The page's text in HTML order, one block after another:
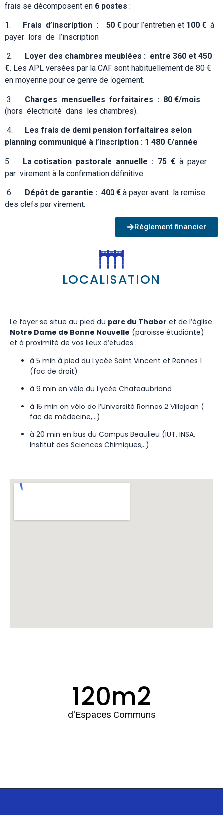
frais se décomposent en 6 postes :
1. Frais d’inscription : 50 € pour l’entretien et 100 € à
payer lors de l’inscription
2.
Loyer des chambres meublées : entre 360 et 450
€. Les APL versées par la CAF sont habituellement de 80 €
en moyenne pour ce genre de logement.
3. Charges mensuelles forfaitaires : 80 €/mois
(hors électricité dans les chambres).
4.
Les frais de demi pension forfaitaires selon
planning communiqué à l’inscription : 1 480 €/année
5. La cotisation pastorale annuelle : 75 € à payer
par virement à la confirmation définitive.
6. Dépôt de garantie : 400 € à payer avant la remise
des clefs par virement.
Réglement financier
LOCALISATION
Le foyer se situe au pied du parc du Thabor et de l’église
Notre Dame de Bonne Nouvelle (paroisse étudiante)
et à proximité de vos lieux d’études :
à 5 min à pied du Lycée Saint Vincent et Rennes 1
(fac de droit)
à 9 min en vélo du Lycée Chateaubriand
à 15 min en vélo de l’Université Rennes 2 Villejean (
fac de médecine,…)
à 20 min en bus du Campus Beaulieu (IUT, INSA,
Institut des Sciences Chimiques,..)
d'Espaces Communs
120m2